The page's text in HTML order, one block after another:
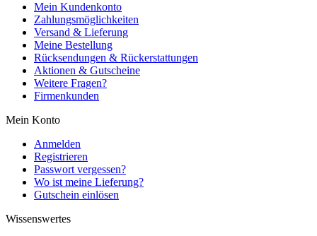
Mein Kundenkonto
Zahlungsmöglichkeiten
Versand & Lieferung
Meine Bestellung
Rücksendungen & Rückerstattungen
Aktionen & Gutscheine
Weitere Fragen?
Firmenkunden
Mein Konto
Anmelden
Registrieren
Passwort vergessen?
Wo ist meine Lieferung?
Gutschein einlösen
Wissenswertes